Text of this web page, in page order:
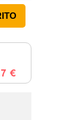
€